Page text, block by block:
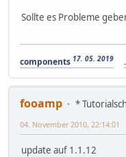
Sollte es Probleme
components 17. 05. 2019
fooamp *
04. November 2010, 22:14:01
update auf 1.1.12